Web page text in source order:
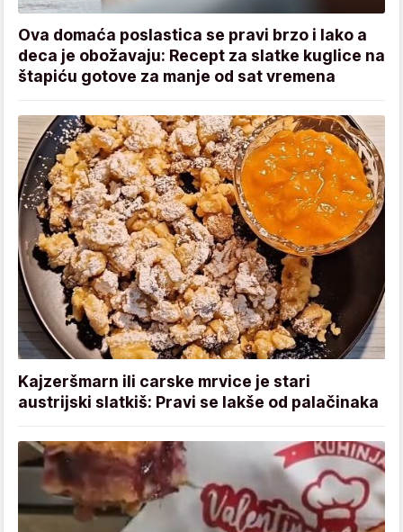
Ova domaća poslastica se pravi brzo i lako a
deca je obožavaju: Recept za slatke kuglice na
štapiću gotove za manje od sat vremena
Kajzeršmarn ili carske mrvice je stari
austrijski slatkiš: Pravi se lakše od palačinaka